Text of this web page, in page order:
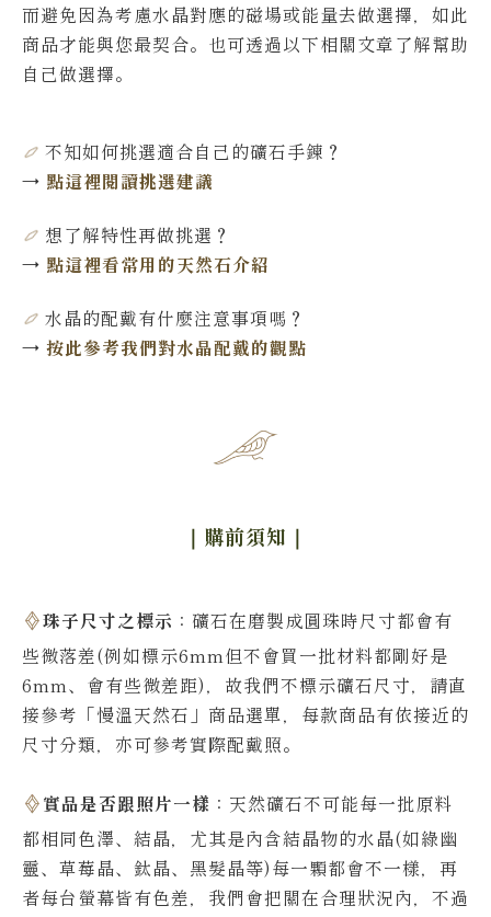
而避免因為考慮水晶對應的磁場或能量去做選擇，如此
商品才能與您最契合。也可透過以下相關文章了解幫助
自己做選擇。
不知如何挑選適合自己的礦石手鍊 ？
→ 點這裡閱讀挑選建議
想了解特性再做挑選 ？
→ 點這裡看常用的天然石介紹
水晶的配戴有什麼注意事項嗎？
→ 按此參考我們對水晶配戴的觀點
｜購前須知 ｜
珠子尺寸之標示 ：礦石在磨製成圓珠時尺寸都會有
些微落差(例如標示6mm但不會買一批材料都剛好是
6mm、會有些微差距)，故我們不標示礦石尺寸，請直
接參考「慢溫天然石」商品選單，每款商品有依接近的
尺寸分類，亦可參考實際配戴照。
實品是否跟照片一樣 ：天然礦石不可能每一批原料
都相同色澤、結晶，尤其是內含結晶物的水晶(如綠幽
靈、草莓晶、鈦晶、黑髮晶等)每一顆都會不一樣，再
者每台螢幕皆有色差，我們會把關在合理狀況內，不過